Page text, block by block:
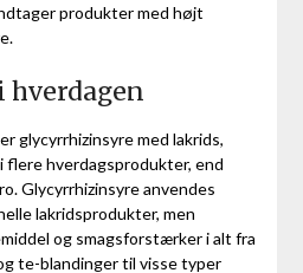
produkter med højt
glycyrrhizinsyre med lakrids,
hverdagsprodukter, end
Glycyrrhizinsyre anvendes
lakridsprodukter, men
og smagsforstærker i alt fra
te-blandinger til visse typer